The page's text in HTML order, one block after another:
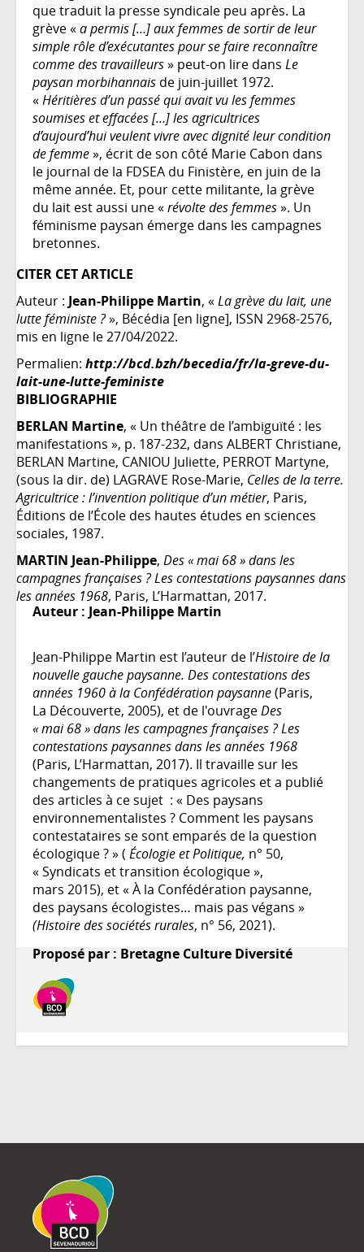
que traduit la presse syndicale peu après. La
grève «a permis […] aux femmes de sortir de leur
simple rôle d’exécutantes pour se faire reconnaître
comme des travailleurs» peut-on lire dans Le
paysan morbihannais de juin-juillet 1972.
«Héritières d’un passé qui avait vu les femmes
soumises et effacées […] les agricultrices
d’aujourd’hui veulent vivre avec dignité leur condition
de femme», écrit de son côté Marie Cabon dans
le journal de la FDSEA du Finistère, en juin de la
même année. Et, pour cette militante, la grève
du lait est aussi une «révolte des femmes». Un
féminisme paysan émerge dans les campagnes
bretonnes.
CITER CET ARTICLE
Auteur : Jean-Philippe Martin, «La grève du lait, une
lutte féministe ?», Bécédia [en ligne], ISSN 2968-2576,
mis en ligne le 27/04/2022.
Permalien: http://bcd.bzh/becedia/fr/la-greve-du-
lait-une-lutte-feministe
BIBLIOGRAPHIE
BERLAN Martine, « Un théâtre de l’ambiguïté : les
manifestations », p. 187-232, dans ALBERT Christiane,
BERLAN Martine, CANIOU Juliette, PERROT Martyne,
(sous la dir. de) LAGRAVE Rose-Marie, Celles de la terre.
Agricultrice : l’invention politique d’un métier, Paris,
Éditions de l’École des hautes études en sciences
sociales, 1987.
MARTIN Jean-Philippe, Des « mai 68 » dans les
campagnes françaises ? Les contestations paysannes dans
les années 1968, Paris, L’Harmattan, 2017.
Auteur : Jean-Philippe Martin
Jean-Philippe Martin est l’auteur de l’Histoire de la
nouvelle gauche paysanne. Des contestations des
années 1960 à la Confédération paysanne(Paris,
La Découverte, 2005), et de l'ouvrageDes
« mai 68 » dans les campagnes françaises ? Les
contestations paysannes dans les années 1968
(Paris, L’Harmattan, 2017). Il travaille sur les
changements de pratiques agricoles et a publié
des articles à ce sujet : « Des paysans
environnementalistes ? Comment les paysans
contestataires se sont emparés de la question
écologique ? » ( Écologie et Politique, n° 50,
« Syndicats et transition écologique »,
mars 2015), et « À la Confédération paysanne,
des paysans écologistes… mais pas végans »
(Histoire des sociétés rurales, n° 56, 2021).
Proposé par : Bretagne Culture Diversité